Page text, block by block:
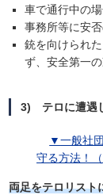
車で通行中の
事務所等に安
銃を向けられ
ず、安全第一
3) テロに遭遇
▼一般社
守る方法！（
両足をテロリスト